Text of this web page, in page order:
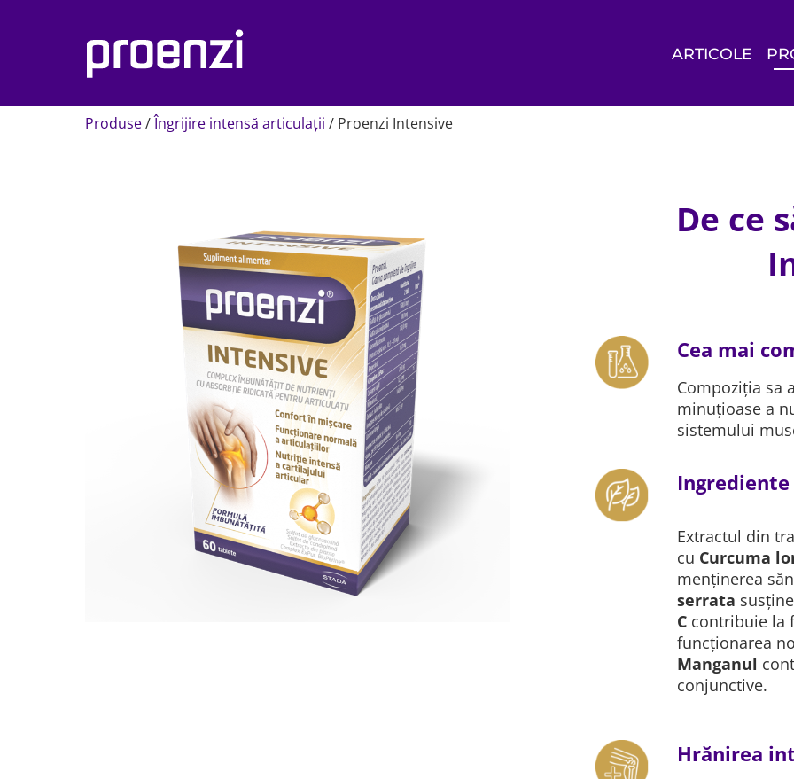
ARTICOLE
Produse/Îngrijire intensă articulații / Proenzi Intensive
De ce
Cea mai
Compoziția sa
minuțioase a
sistemului
Extractul din
cu Curcuma
menținerea
serrata
C contribuie la
funcționarea
Manganul
conjunctive.
Hrănirea